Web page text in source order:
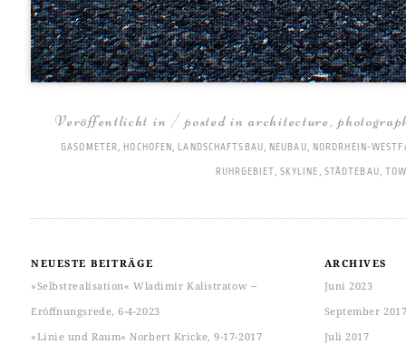
Veröffentlicht in / posted inarchitecture,
GASOMETER, HOCHOFEN, LANDSCHAFTSBAU, NEUBAU, NORDRHEIN-
RUHRGEBIET, SKYLINE, STÄDTEBAU,
NEUESTE BEITRÄGE
»Selbstrealisation« Wladimir Kalistratow ‒
Eröffnungsrede, 6-4-2023
»Linie und Raum« Norbert Kricke, 9-17-2017
ARCHIVES
Juni 2023
September
Juli 2017